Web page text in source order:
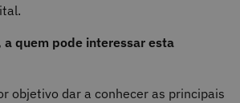
quem pode interessar esta
objetivo dar a conhecer as principais